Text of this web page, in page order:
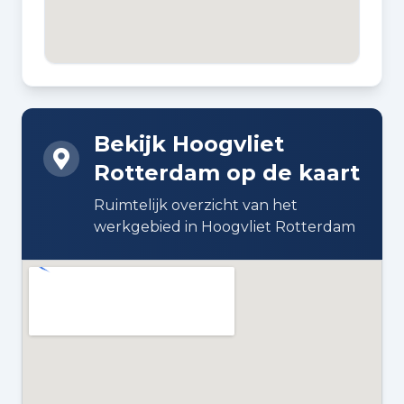
DAKTYPE
Zadeldak bedekt met pannen
ISOLATIE
Bekijk Hoogvliet
Rotterdam op de kaart
Ruimtelijk overzicht van het
werkgebied in Hoogvliet Rotterdam